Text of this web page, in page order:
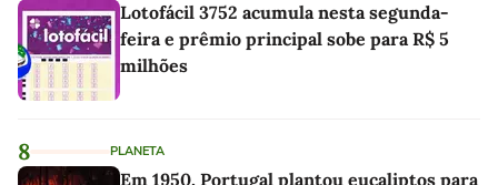
Lotofácil 3752 acumula nesta segunda-
feira e prêmio principal sobe para R$ 5
milhões
8 PLANETA
Em 1950, Portugal plantou eucaliptos para